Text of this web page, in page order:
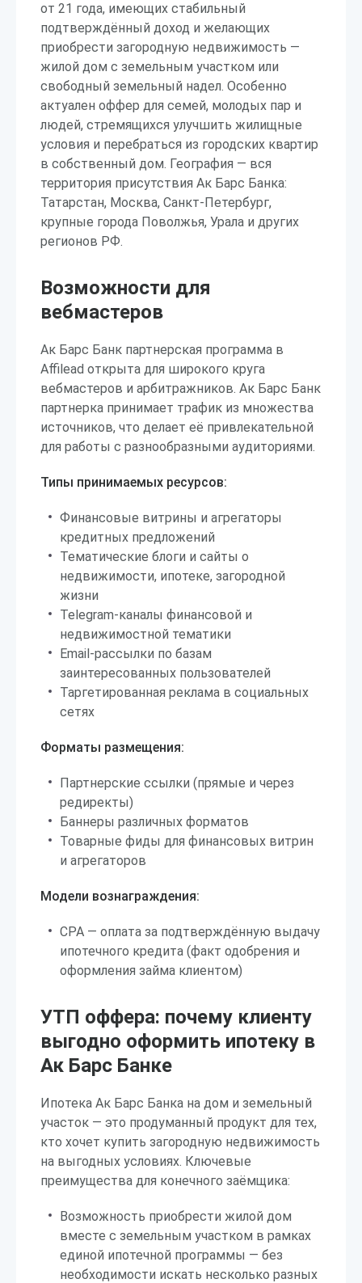
от 21 года, имеющих стабильный
подтверждённый доход и желающих
приобрести загородную недвижимость —
жилой дом с земельным участком или
свободный земельный надел. Особенно
актуален оффер для семей, молодых пар и
людей, стремящихся улучшить жилищные
условия и перебраться из городских квартир
в собственный дом. География — вся
территория присутствия Ак Барс Банка:
Татарстан, Москва, Санкт-Петербург,
крупные города Поволжья, Урала и других
регионов РФ.
Возможности для
вебмастеров
Ак Барс Банк партнерская программа в
Affilead открыта для широкого круга
вебмастеров и арбитражников. Ак Барс Банк
партнерка принимает трафик из множества
источников, что делает её привлекательной
для работы с разнообразными аудиториями.
Типы принимаемых ресурсов:
Финансовые витрины и агрегаторы
кредитных предложений
Тематические блоги и сайты о
недвижимости, ипотеке, загородной
жизни
Telegram-каналы финансовой и
недвижимостной тематики
Email-рассылки по базам
заинтересованных пользователей
Таргетированная реклама в социальных
сетях
Форматы размещения:
Партнерские ссылки (прямые и через
редиректы)
Баннеры различных форматов
Товарные фиды для финансовых витрин
и агрегаторов
Модели вознаграждения:
CPA — оплата за подтверждённую выдачу
ипотечного кредита (факт одобрения и
оформления займа клиентом)
УТП оффера: почему клиенту
выгодно оформить ипотеку в
Ак Барс Банке
Ипотека Ак Барс Банка на дом и земельный
участок — это продуманный продукт для тех,
кто хочет купить загородную недвижимость
на выгодных условиях. Ключевые
преимущества для конечного заёмщика:
Возможность приобрести жилой дом
вместе с земельным участком в рамках
единой ипотечной программы — без
необходимости искать несколько разных